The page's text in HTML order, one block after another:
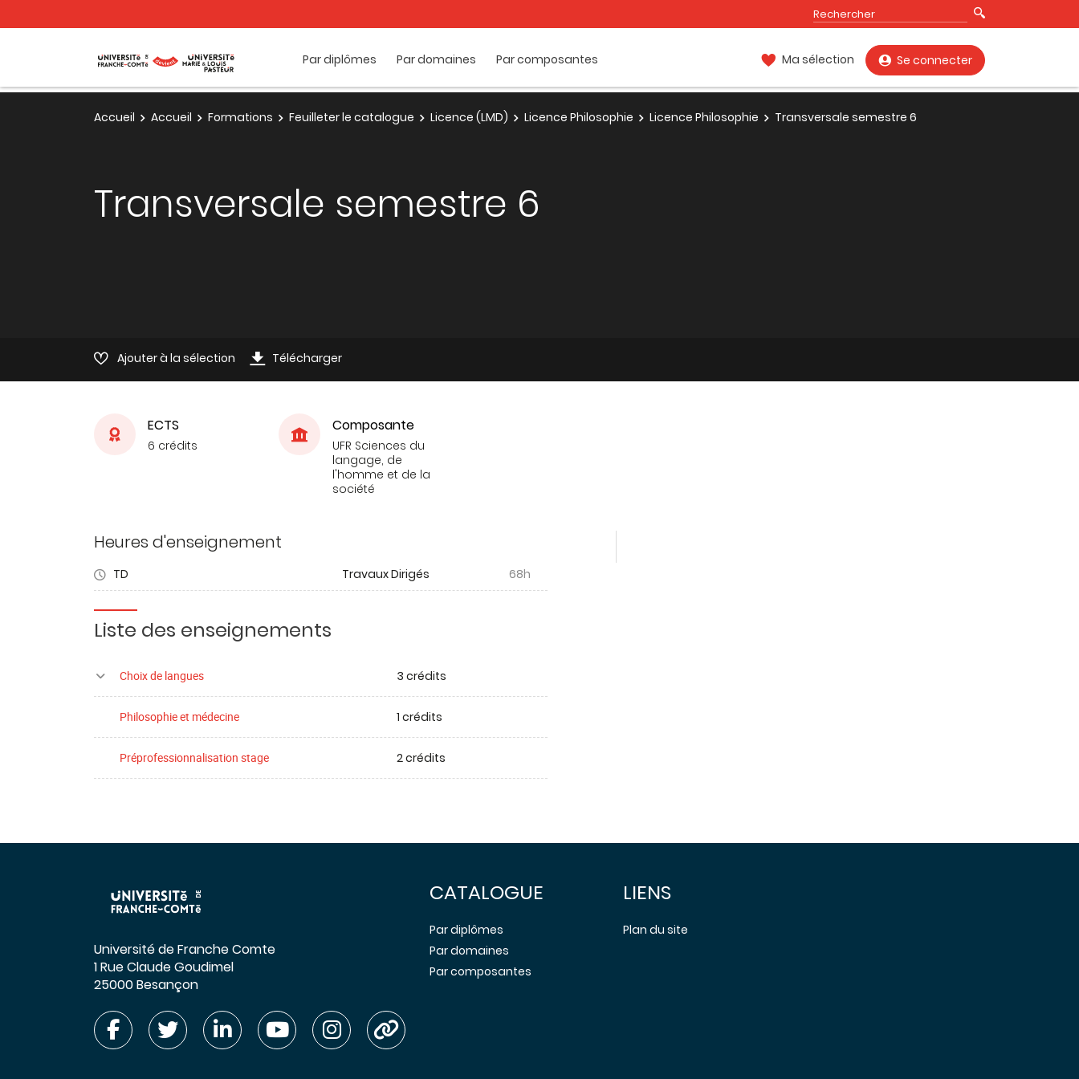
Par diplômes Par domaines Par composantes Ma sélection Se connecter
Accueil Accueil Formations Feuilleter le catalogue Licence (LMD) Licence Philosophie Licence Philosophie Transversale semestre 6
Transversale semestre 6
Ajouter à la sélection Télécharger
ECTS
6 crédits
Composante
UFR Sciences du
langage, de
l'homme et de la
société
Heures d'enseignement
TD Travaux Dirigés 68h
Liste des enseignements
Choix de langues 3 crédits
Philosophie et médecine 1 crédits
Préprofessionnalisation stage 2 crédits
Université de Franche Comte
1 Rue Claude Goudimel
25000 Besançon
CATALOGUE
Par diplômes
Par domaines
Par composantes
LIENS
Plan du site